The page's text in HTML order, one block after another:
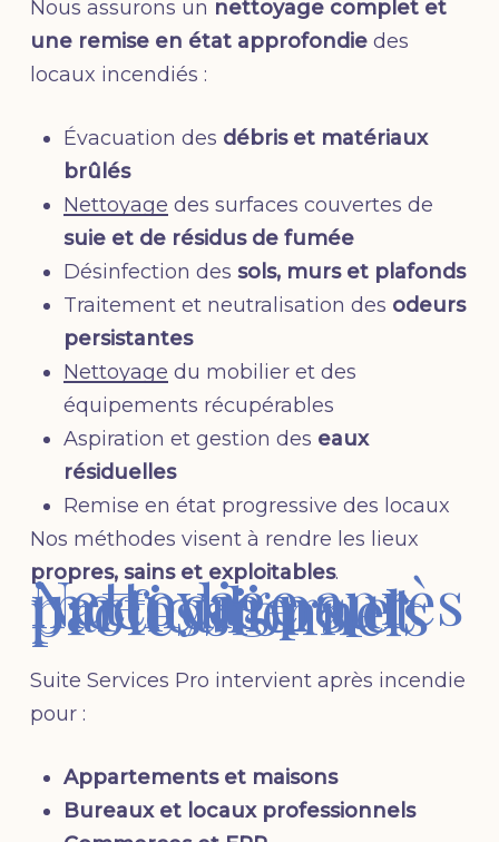
Nous assurons un nettoyage complet et
une remise en état approfondie des
locaux incendiés :
Évacuation des débris et matériaux
brûlés
Nettoyage des surfaces couvertes de
suie et de résidus de fumée
Désinfection dessols, murs et plafonds
Traitement et neutralisation des odeurs
persistantes
Nettoyage du mobilier et des
équipements récupérables
Aspiration et gestion des eaux
résiduelles
Remise en état progressive des locaux
Nos méthodes visent à rendre les lieux
propres, sains et exploitables.
Nettoyage après
incendie pour
particuliers et
professionnels
Suite Services Pro intervient après incendie
pour :
Appartements et maisons
Bureaux et locaux professionnels